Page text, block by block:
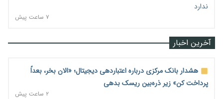
ندارد
۷ ساعت پیش
آخرین اخبار
هشدار بانک مرکزی درباره اعتباردهی دیجیتال؛ «الان بخر، بعداً
پرداخت کن» زیر ذره‌بین ریسک بدهی
۲ ساعت پیش